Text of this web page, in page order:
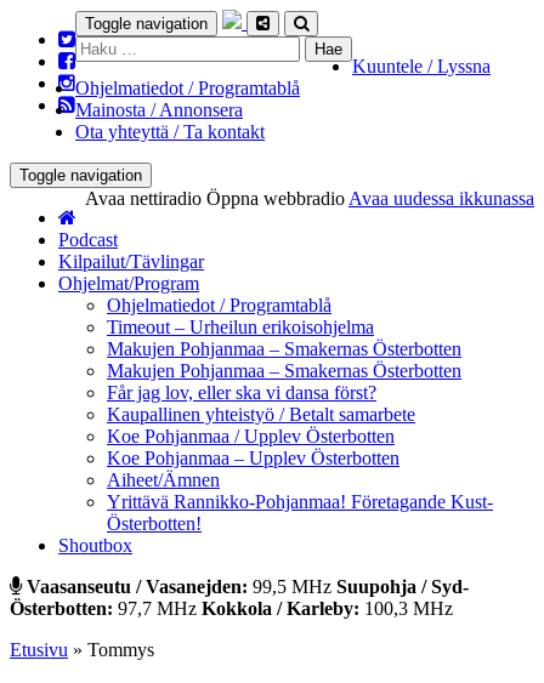
Toggle navigation
Haku:
Kuuntele / Lyssna
Ohjelmatiedot / Programtablå
Mainosta / Annonsera
Ota yhteyttä / Ta kontakt
Toggle navigation
Avaa nettiradio Öppna webbradio Avaa uudessa ikkunassa
Podcast
Kilpailut/Tävlingar
Ohjelmat/Program
Ohjelmatiedot / Programtablå
Timeout – Urheilun erikoisohjelma
Makujen Pohjanmaa – Smakernas Österbotten
Makujen Pohjanmaa – Smakernas Österbotten
Får jag lov, eller ska vi dansa först?
Kaupallinen yhteistyö / Betalt samarbete
Koe Pohjanmaa / Upplev Österbotten
Koe Pohjanmaa – Upplev Österbotten
Aiheet/Ämnen
Yrittävä Rannikko-Pohjanmaa! Företagande Kust-
Österbotten!
Shoutbox
Vaasanseutu / Vasanejden: 99,5 MHz Suupohja / Syd-
Österbotten: 97,7 MHz Kokkola / Karleby: 100,3 MHz
Etusivu » Tommys